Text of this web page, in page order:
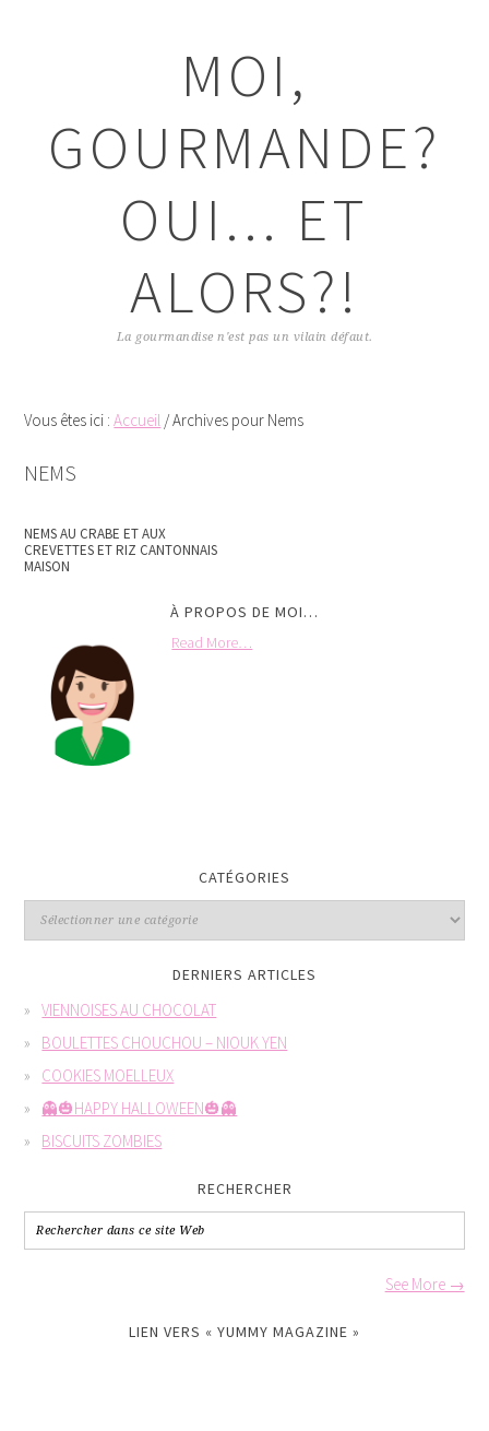
principale
MOI,
GOURMANDE?
OUI... ET
ALORS?!
La gourmandise n'est pas un vilain défaut.
Vous êtes ici :Accueil /Archives pour Nems
NEMS
NEMS AU CRABE ET AUX
CREVETTES ET RIZ CANTONNAIS
MAISON
À PROPOS DE MOI…
Read More…
CATÉGORIES
DERNIERS ARTICLES
VIENNOISES AU CHOCOLAT
BOULETTES CHOUCHOU – NIOUK YEN
COOKIES MOELLEUX
👻🎃HAPPY HALLOWEEN🎃👻
BISCUITS ZOMBIES
RECHERCHER
See More →
LIEN VERS « YUMMY MAGAZINE »